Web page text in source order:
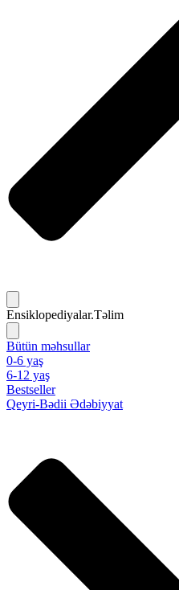
Ensiklopediyalar.Təlim
Bütün məhsullar
0-6 yaş
6-12 yaş
Bestseller
Qeyri-Bədii Ədəbiyyat